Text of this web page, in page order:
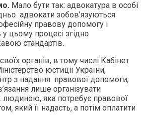
Мало бути так: адвокатура в особі
адвокати зобов’язуються
правову допомогу і
цьому процесі згідно
стандартів.
органів, в тому числі Кабінет
юстиції України,
з надання правової допомоги,
лише організувати
яка потребує правової
який її надасть, а потім оплатити